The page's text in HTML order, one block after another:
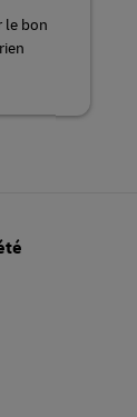
le bon